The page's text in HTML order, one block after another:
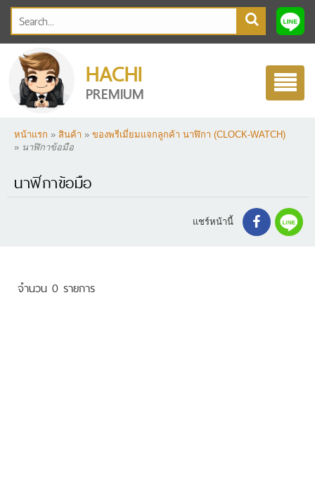
HACHI
PREMIUM
Toggle
หน้าแรก » สินค้า » ของพรีเมี่ยมแจกลูกค้า นาฬิกา (CLOCK-WATCH)
» นาฬิกาข้อมือ
นาฬิกาข้อมือ
แชร์หน้านี้
จำนวน 0 รายการ